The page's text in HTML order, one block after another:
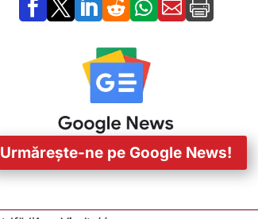
      
Urmărește-ne pe Google News!